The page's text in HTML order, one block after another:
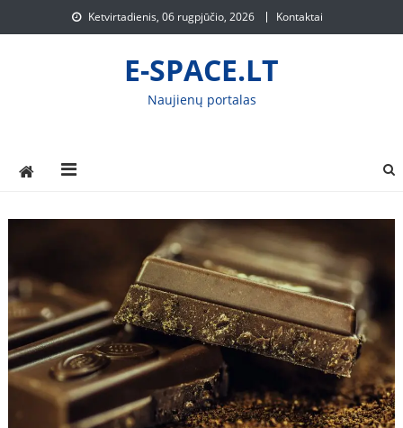
to
Ketvirtadienis, 06 rugpjūčio, 2026 Kontaktai
E-SPACE.LT
Naujienų portalas